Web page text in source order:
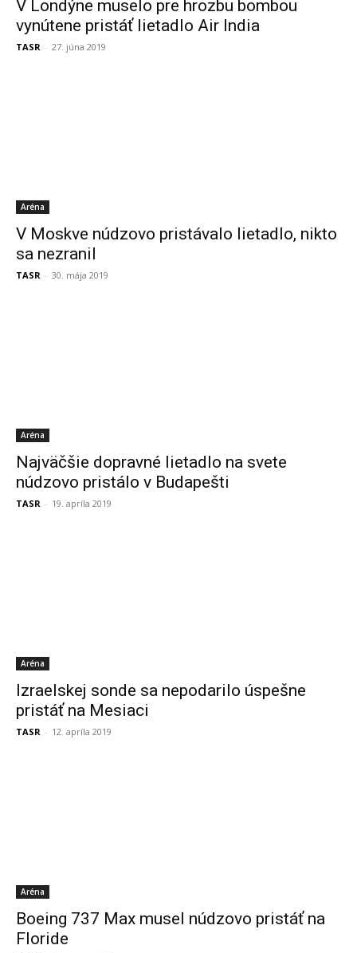
V Londýne muselo pre hrozbu bombou
vynútene pristáť lietadlo Air India
TASR - 27. júna 2019
Aréna
V Moskve núdzovo pristávalo lietadlo, nikto
sa nezranil
TASR - 30. mája 2019
Aréna
Najväčšie dopravné lietadlo na svete
núdzovo pristálo v Budapešti
TASR - 19. apríla 2019
Aréna
Izraelskej sonde sa nepodarilo úspešne
pristáť na Mesiaci
TASR - 12. apríla 2019
Aréna
Boeing 737 Max musel núdzovo pristáť na
Floride